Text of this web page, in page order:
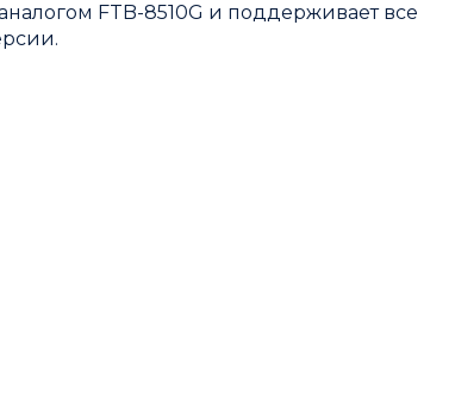
FTB-8510G и поддерживает все